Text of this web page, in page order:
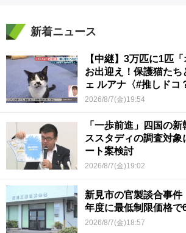
新着ニュース
【中継】3万匹に1匹
お出迎え！保護猫たち
ェ ルアナ〈#推しドコ
2026/8/7(金)19:54
「一歩前進」四国の
ススタディの調査対
ート案検討
2026/8/7(金)19:02
新見市の官製談合事
年度に最低制限価格
2026/8/7(金)18:57